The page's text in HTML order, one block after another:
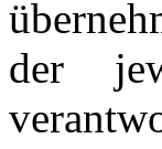
der